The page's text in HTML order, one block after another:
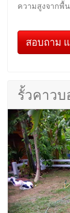
ความสูงจากพื้
สอบถาม
รั้วคาว